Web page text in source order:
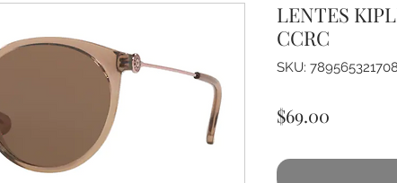
LENTES
CCRC
SKU:
$69.00